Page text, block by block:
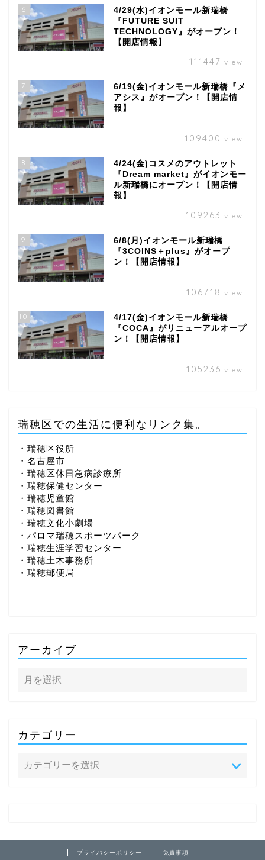
6
4/29(水)イオンモール新瑞橋
『FUTURE SUIT
TECHNOLOGY』がオープン！
【開店情報】
111447 view
7
6/19(金)イオンモール新瑞橋『メ
アシス』がオープン！【開店情
報】
109400 view
8
4/24(金)コスメのアウトレット
『Dream market』がイオンモー
ル新瑞橋にオープン！【開店情
報】
109263 view
9
6/8(月)イオンモール新瑞橋
『3COINS＋plus』がオープ
ン！【開店情報】
106718 view
10
4/17(金)イオンモール新瑞橋
『COCA』がリニューアルオープ
ン！【開店情報】
105236 view
瑞穂区での生活に便利なリンク集。
・瑞穂区役所
・名古屋市
・瑞穂区休日急病診療所
・瑞穂保健センター
・瑞穂児童館
・瑞穂図書館
・瑞穂文化小劇場
・パロマ瑞穂スポーツパーク
・瑞穂生涯学習センター
・瑞穂土木事務所
・瑞穂郵便局
アーカイブ
カテゴリー
プライバシーポリシー 免責事項